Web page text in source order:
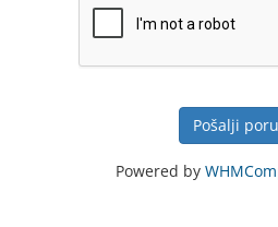
Pošalji
Powered by